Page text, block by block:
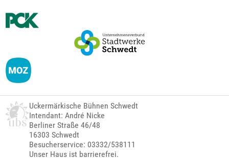
Uckermärkische Bühnen Schwedt
Intendant: André Nicke
Berliner Straße 46/48
16303 Schwedt
Besucherservice: 03332/538111
Unser Haus ist barrierefrei.